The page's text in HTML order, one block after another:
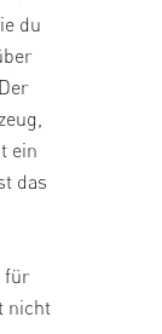
du
ein
das
für
nicht